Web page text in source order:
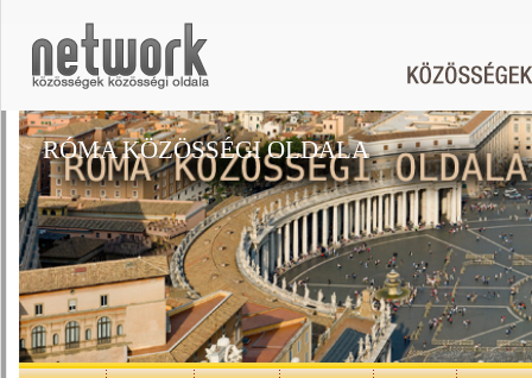
RÓMA KÖZÖSSÉGI OLDALA